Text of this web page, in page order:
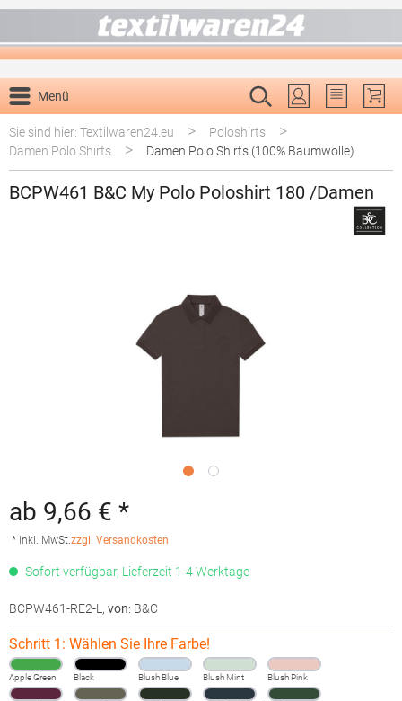
Menü
Du hast 0
Sie sind hier: Textilwaren24.eu
> Poloshirts >
Damen Polo Shirts > Damen Polo Shirts (100% Baumwolle)
BCPW461 B&C My Polo Poloshirt 180 /Damen
ab 9,66 € *
* inkl. MwSt.zzgl. Versandkosten
Sofort verfügbar, Lieferzeit 1-4 Werktage
BCPW461-RE2-L , von: B&C
Schritt 1: Wählen Sie Ihre Farbe!
Apple Green Black Blush Blue Blush Mint Blush Pink